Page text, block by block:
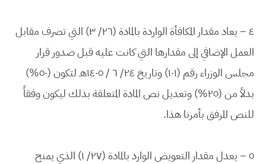
٤ – يعاد مقدار المكافأة الواردة بالمادة (٢٦/ ٣) التي تصرف مقابل
العمل الإضافي إلى مقدارها التي كانت عليه قبل صدور قرار
مجلس الوزراء رقم (١٠١) وتاريخ ٢٤/ ٦ / ١٤٠٥هـ لتكون (٥٠%)
بدلاً من (٢٥%) وتعديل نص المادة المتعلقة بذلك ليكون وفقاً
للنص المرفق بأمرنا هذا.
٥ – يعدل مقدار التعويض الوارد بالمادة (٢٧/ ١) الذي يمنح